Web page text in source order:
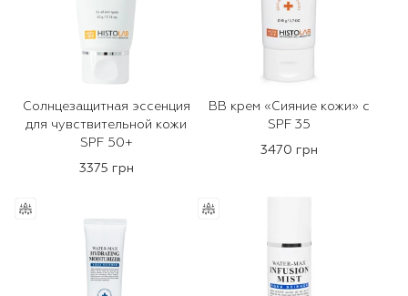
Солнцезащитная эссенция
для чувствительной кожи
SPF 50+
3375 грн
ВВ крем «Сияние кожи» с
SPF 35
3470 грн